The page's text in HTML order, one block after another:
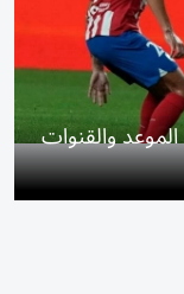
والقنوات